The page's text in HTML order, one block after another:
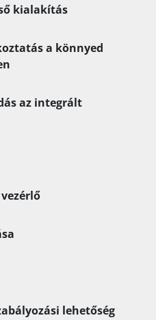
kialakítás
a könnyed
az integrált
lehetőség